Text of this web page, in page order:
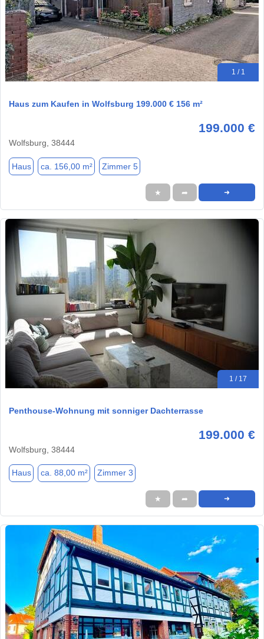
1 / 1
Haus zum Kaufen in Wolfsburg 199.000 € 156 m²
199.000 €
Wolfsburg, 38444
Haus ca. 156,00 m² Zimmer 5
★ ➦ ➜
1 / 17
Penthouse-Wohnung mit sonniger Dachterrasse
199.000 €
Wolfsburg, 38444
Haus ca. 88,00 m² Zimmer 3
★ ➦ ➜